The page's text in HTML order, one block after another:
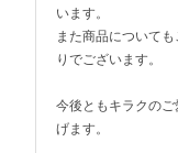
います。
また商品について
りでございます。
今後ともキラクの
げます。